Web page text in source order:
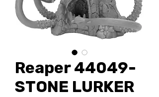
Reaper 44049-
STONE LURKER